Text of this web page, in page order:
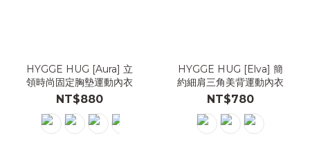
HYGGE HUG [Aura] 立
領時尚固定胸墊運動內衣
NT$880
HYGGE HUG [Elva] 簡
約細肩三角美背運動內衣
NT$780